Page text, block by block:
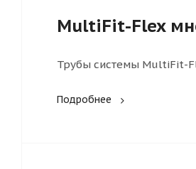
MultiFit-Flex
Трубы системы MultiFit-
Подробнее